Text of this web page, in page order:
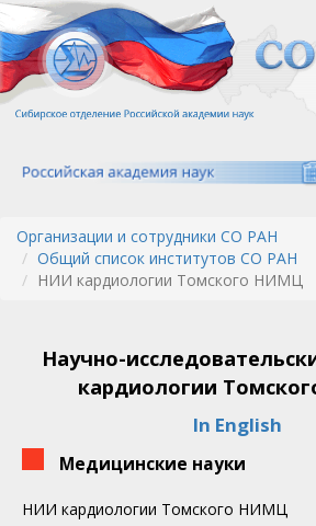
Перейти
к
основному
содержанию
Организации и сотрудники СО РАН
Общий список институтов СО РАН
НИИ кардиологии Томского НИМЦ
Научно-
кардиологии
In English
Медицинские науки
НИИ кардиологии Томского НИМЦ